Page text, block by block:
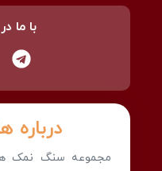
درباره
مجموعه سنگ نمک
با ما